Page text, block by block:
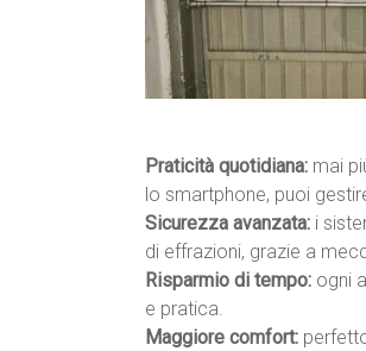
Praticità quotidiana: mai
lo smartphone, puoi
Sicurezza avanzata: i
di effrazioni, grazie a
Risparmio di tempo: ogni
e pratica.
Maggiore comfort: